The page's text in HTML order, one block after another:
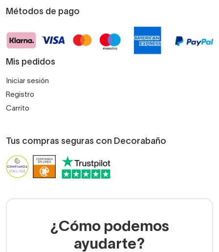
Métodos de pago
Mis pedidos
Iniciar sesión
Registro
Carrito
Tus compras seguras con Decorabaño
¿Cómo podemos
ayudarte?